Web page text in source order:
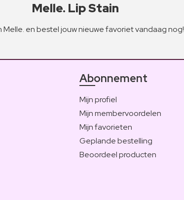
Melle. Lip Stain
en bestel jouw nieuwe favoriet vandaag nog!
Abonnement
Mijn profiel
Mijn membervoordelen
Mijn favorieten
Geplande bestelling
Beoordeel producten